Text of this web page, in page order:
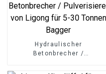
Hydraulischer
Betonbrecher /